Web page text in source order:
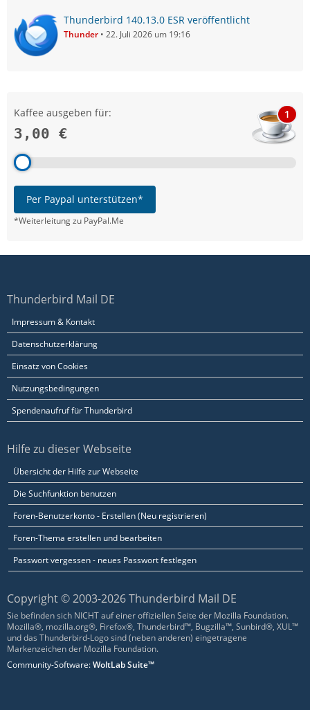
Thunderbird 140.13.0 ESR veröffentlicht
Thunder 22. Juli 2026 um 19:16
Kaffee ausgeben für:
3,00 €
1
Per Paypal unterstützen*
*Weiterleitung zu PayPal.Me
Thunderbird Mail DE
Impressum & Kontakt
Datenschutzerklärung
Einsatz von Cookies
Nutzungsbedingungen
Spendenaufruf für Thunderbird
Hilfe zu dieser Webseite
Übersicht der Hilfe zur Webseite
Die Suchfunktion benutzen
Foren-Benutzerkonto - Erstellen (Neu registrieren)
Foren-Thema erstellen und bearbeiten
Passwort vergessen - neues Passwort festlegen
Copyright © 2003-2026 Thunderbird Mail DE
Sie befinden sich NICHT auf einer offiziellen Seite der Mozilla Foundation.
Mozilla®, mozilla.org®, Firefox®, Thunderbird™, Bugzilla™, Sunbird®, XUL™
und das Thunderbird-Logo sind (neben anderen) eingetragene
Markenzeichen der Mozilla Foundation.
Community-Software:WoltLab Suite™